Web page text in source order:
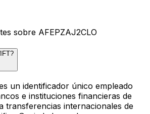
sobre AFEPZAJ2CLO
un identificador único empleado
e instituciones financieras de
transferencias internacionales de